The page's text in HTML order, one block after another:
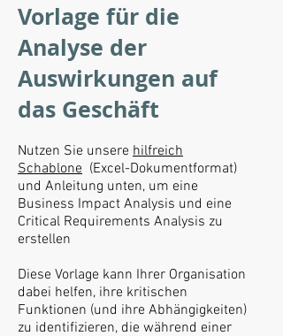
Vorlage für die
Analyse der
Auswirkungen auf
das Geschäft
Nutzen Sie unsere hilfreich
Schablone (Excel-Dokumentformat)
und Anleitung unten, um eine
Business Impact Analysis und eine
Critical Requirements Analysis zu
erstellen
Diese Vorlage kann Ihrer Organisation
dabei helfen, ihre kritischen
Funktionen (und ihre Abhängigkeiten)
zu identifizieren, die während einer